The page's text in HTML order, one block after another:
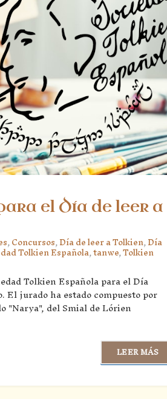
el Día de leer a
,Concursos,Día de leer a Tolkien,Día
Tolkien Española,tanwe,Tolkien
Tolkien Española para el Día
jurado ha estado compuesto por
"Narya", del Smial de Lórien
LEER MÁS